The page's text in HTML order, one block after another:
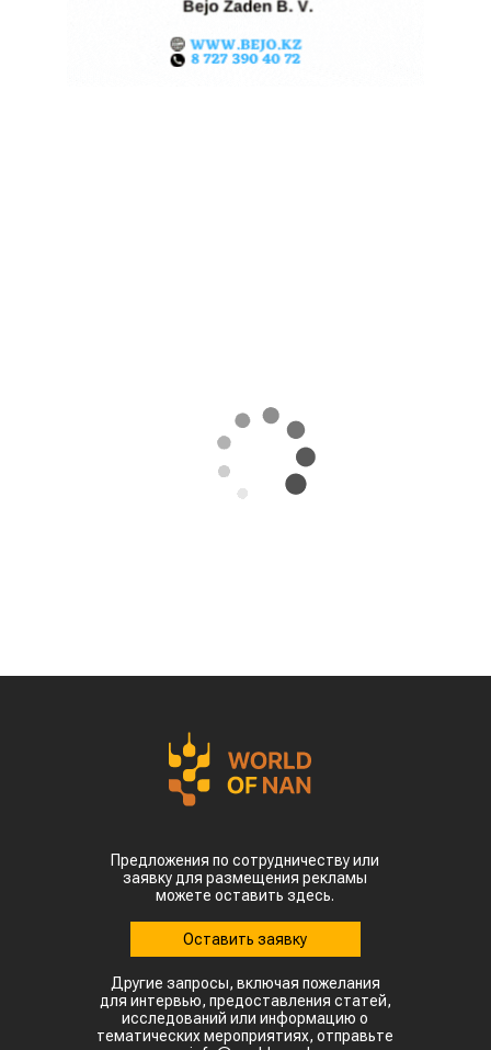
Экстремальная жара охватила ключевые
сельскохозяйственные регионы Китая.
Власти страны предупреждают о возможных
потерях урожая кукурузы, риса, хлопка и сои
столбики термометров местами приближаются к
Высокие температуры пришлись на период
повышенная влажность создает благоприятные
условия для распространения вредителей и
увеличить объемы орошения и принять
дополнительные меры для защиты посевов.
Пока речь идет лишь о рисках, а не о
фактическом неурожае. Оценить масштаб
возможных потерь удастся только после начала